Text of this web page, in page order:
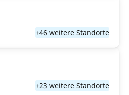
+46 weitere Standorte
+23 weitere Standorte